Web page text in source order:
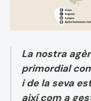
La nostra
primordial
i de la seva
així com a